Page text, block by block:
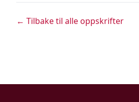
← Tilbake til alle oppskrifter